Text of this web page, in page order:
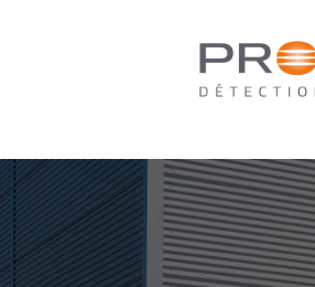
Aller
au
contenu
principal